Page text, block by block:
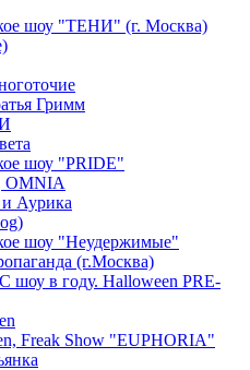
шоу "ТЕНИ" (г. Москва)
Гримм
шоу "PRIDE"
OMNIA
Аурика
шоу "Неудержимые"
(г.Москва)
шоу в году. Halloween PRE-
Freak Show "EUPHORIA"